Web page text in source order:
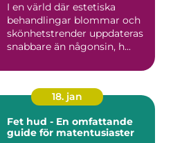
I en värld där estetiska
behandlingar blommar och
skönhetstrender uppdateras
snabbare än någonsin, h...
18. jan
Fet hud - En omfattande
guide för matentusiaster